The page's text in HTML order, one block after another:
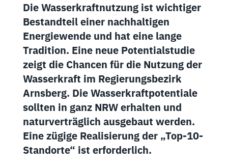
Die Wasserkraftnutzung ist wichtiger
Bestandteil einer nachhaltigen
Energiewende und hat eine lange
Tradition. Eine neue Potentialstudie
zeigt die Chancen für die Nutzung der
Wasserkraft im Regierungsbezirk
Arnsberg. Die Wasserkraftpotentiale
sollten in ganz NRW erhalten und
naturverträglich ausgebaut werden.
Eine zügige Realisierung der „Top-10-
Standorte“ ist erforderlich.